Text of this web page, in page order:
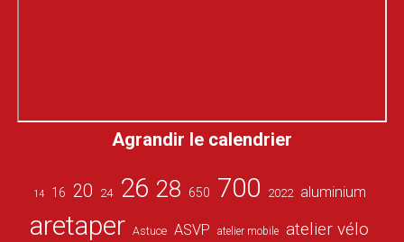
Agrandir le calendrier
14 16 20 24 26 28 650 700 2022 aluminium
aretaper Astuce ASVP atelier mobile atelier vélo